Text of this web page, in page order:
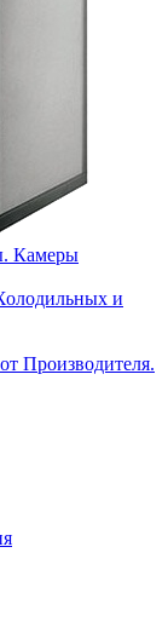
Камеры
и
Производителя.